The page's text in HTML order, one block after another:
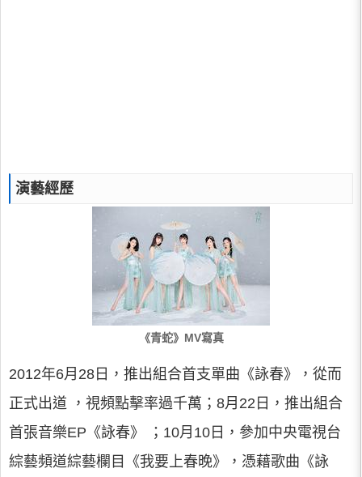
演藝經歷
《青蛇》MV寫真
2012年6月28日，推出組合首支單曲《詠春》，從而
正式出道 ，視頻點擊率過千萬；8月22日，推出組合
首張音樂EP《詠春》 ；10月10日，參加中央電視台
綜藝頻道綜藝欄目《我要上春晚》，憑藉歌曲《詠